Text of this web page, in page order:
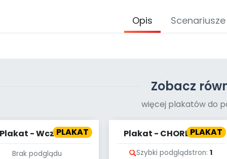
Opis
Zobacz
więcej plakatów do
PLAKAT
Plakat - Wczesne
Brak podglądu
PLAKAT
Plakat - CHORE DZIECI
Szybki podglądstron: 1